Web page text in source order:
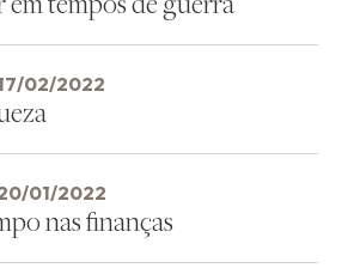
02/2022
01/2022
nas finanças